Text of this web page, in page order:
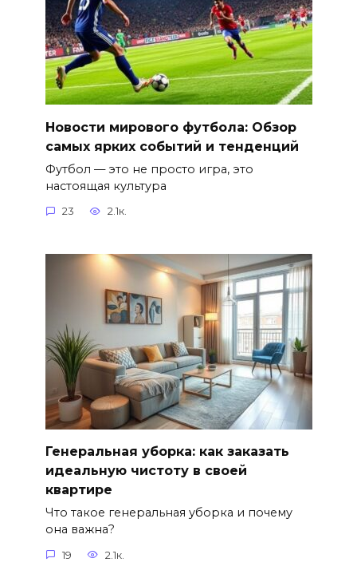
Новости мирового футбола: Обзор
самых ярких событий и тенденций
Футбол — это не просто игра, это
настоящая культура
23 2.1к.
Генеральная уборка: как заказать
идеальную чистоту в своей
квартире
Что такое генеральная уборка и почему
она важна?
19 2.1к.